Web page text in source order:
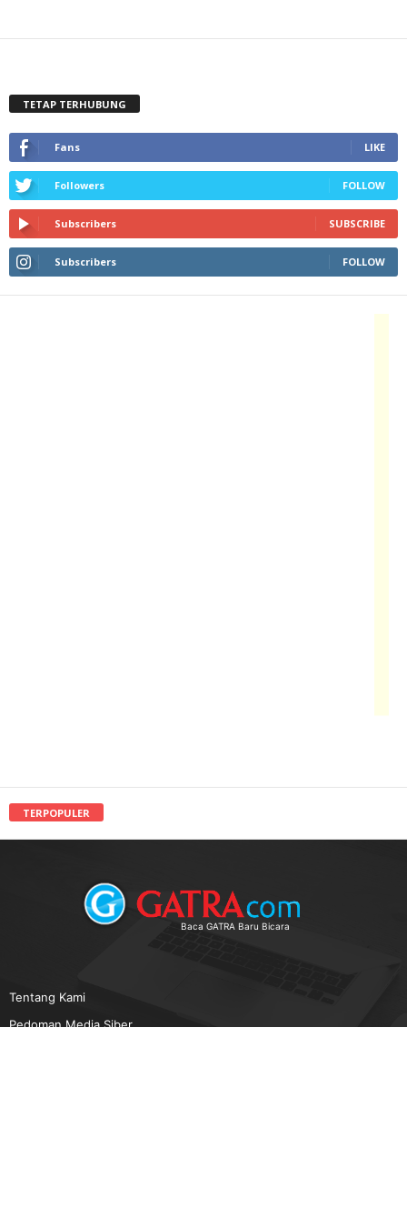
TETAP TERHUBUNG
Fans LIKE
Followers FOLLOW
Subscribers SUBSCRIBE
Subscribers FOLLOW
TERPOPULER
Baca GATRA Baru Bicara
Tentang Kami
Pedoman Media Siber